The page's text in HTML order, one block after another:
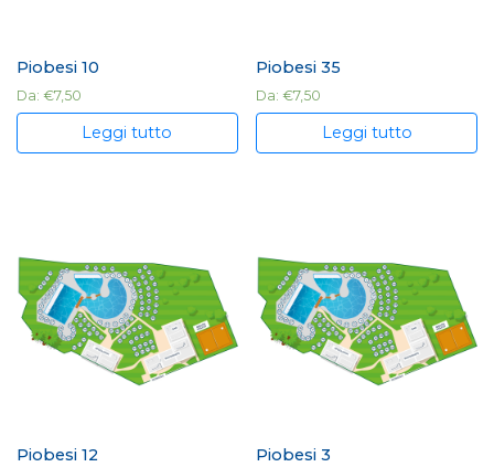
Piobesi 10
Da: €7,50
Leggi tutto
Piobesi 35
Da:€7,50
Leggi tutto
Piobesi 12 Piobesi 3